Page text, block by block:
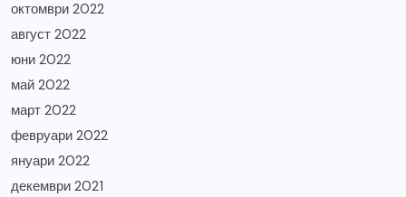
октомври 2022
август 2022
юни 2022
май 2022
март 2022
февруари 2022
януари 2022
декември 2021